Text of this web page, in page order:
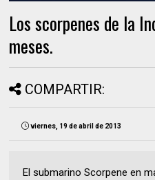
Los scorpenes de la
meses.
COMPARTIR:
viernes, 19 de abril de 2013
El submarino Scorpene en